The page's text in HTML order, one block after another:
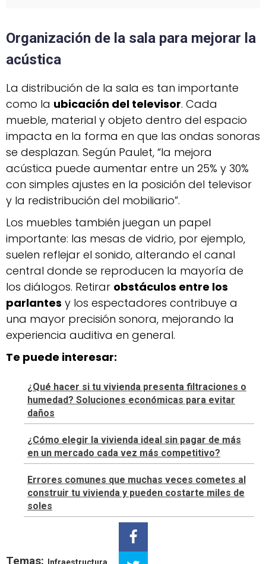
Organización de la sala para mejorar la
acústica
La distribución de la sala es tan importante
como la ubicación del televisor. Cada
mueble, material y objeto dentro del espacio
impacta en la forma en que las ondas sonoras
se desplazan. Según Paulet, “la mejora
acústica puede aumentar entre un 25% y 30%
con simples ajustes en la posición del televisor
y la redistribución del mobiliario”.
Los muebles también juegan un papel
importante: las mesas de vidrio, por ejemplo,
suelen reflejar el sonido, alterando el canal
central donde se reproducen la mayoría de
los diálogos. Retirar obstáculos entre los
parlantes y los espectadores contribuye a
una mayor precisión sonora, mejorando la
experiencia auditiva en general.
Te puede interesar:
¿Qué hacer si tu vivienda presenta filtraciones o
humedad? Soluciones económicas para evitar
daños
¿Cómo elegir la vivienda ideal sin pagar de más
en un mercado cada vez más competitivo?
Errores comunes que muchas veces cometes al
construir tu vivienda y pueden costarte miles de
soles
Temas: Infraestructura